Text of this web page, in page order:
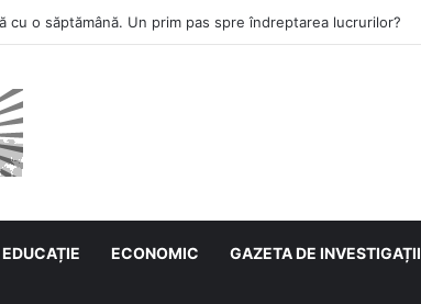
cu o săptămână. Un prim pas spre îndreptarea lucrurilor?
EDUCAȚIE ECONOMIC GAZETA DE INVESTIGAȚII